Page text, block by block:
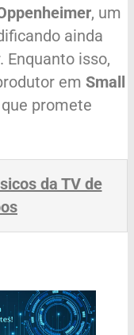
, um
ainda
Enquanto isso,
em Small
promete
da TV de